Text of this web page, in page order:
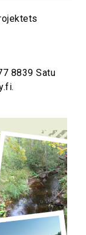
8839 Satu